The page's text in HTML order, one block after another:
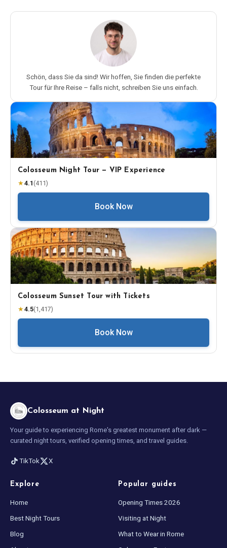
Schön, dass Sie da sind! Wir hoffen, Sie finden die perfekte
Tour für Ihre Reise – falls nicht, schreiben Sie uns einfach.
Colosseum Night Tour — VIP Experience
★4.1 (411)
Book Now
Colosseum Sunset Tour with Tickets
★4.5(1,417)
Book Now
Colosseum at Night
Your guide to experiencing Rome's greatest monument after dark —
curated night tours, verified opening times, and travel guides.
TikTok X
Explore
Home
Best Night Tours
Blog
Popular guides
Opening Times 2026
Visiting at Night
What to Wear in Rome